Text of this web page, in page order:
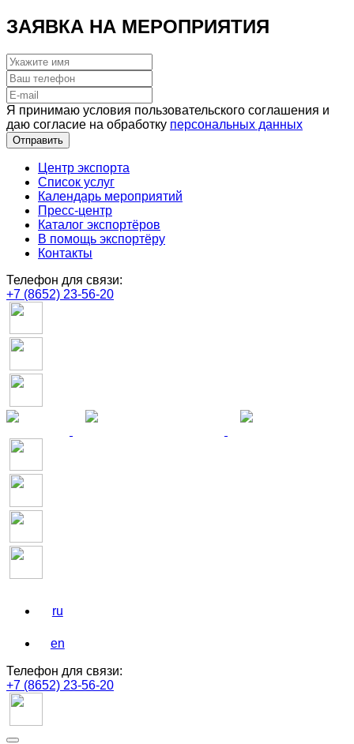
ЗАЯВКА НА МЕРОПРИЯТИЯ
Я принимаю условия пользовательского соглашения и
даю согласие на обработку персональных данных
Отправить
Центр экспорта
Список услуг
Календарь мероприятий
Пресс-центр
Каталог экспортёров
В помощь экспортёру
Контакты
Телефон для связи:
+7 (8652) 23-56-20
ru
en
Телефон для связи:
+7 (8652) 23-56-20